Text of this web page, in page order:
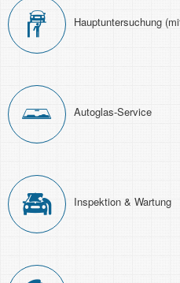
Haupt­unter­suchung
Autoglas-Service
Inspektion & Wartung